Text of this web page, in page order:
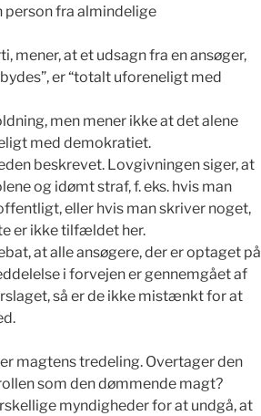
fra almindelige
mener, at et udsagn fra en ansøger,
er “totalt uforeneligt med
men mener ikke at det alene
med demokratiet.
beskrevet. Lovgivningen siger, at
og idømt straf, f. eks. hvis man
eller hvis man skriver noget,
er ikke tilfældet her.
at alle ansøgere, der er optaget på
i forvejen er gennemgået af
så er de ikke mistænkt for at
magtens tredeling. Overtager den
som den dømmende magt?
myndigheder for at undgå, at